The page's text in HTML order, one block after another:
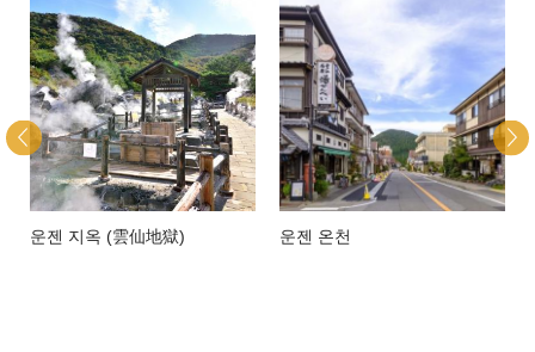
운젠 지옥 (雲仙地獄) 운젠 온천